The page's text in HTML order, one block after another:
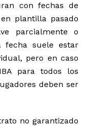
con fechas de
plantilla pasado
parcialmente o
fecha suele estar
pero en caso
para todos los
deben ser
no garantizado